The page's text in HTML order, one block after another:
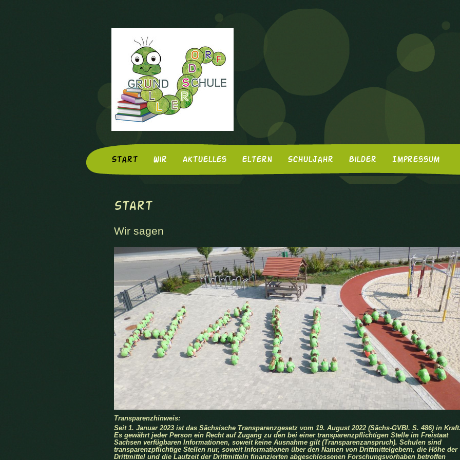
Start Wir Aktuelles Eltern Schuljahr Bilder Impressum
Start
Wir sagen
Transparenzhinweis:
Seit 1. Januar 2023 ist das Sächsische Transparenzgesetz vom 19. August 2022 (Sächs-GVBl. S. 486) in
Es gewährt jeder Person ein Recht auf Zugang zu den bei einer transparenzpflichtigen Stelle im Freistaat
Sachsen verfügbaren Informationen, soweit keine Ausnahme gilt (Transparenzanspruch). Schulen sind
transparenzpflichtige Stellen nur, soweit Informationen über den Namen von Drittmittelgebern, die Höhe der
Drittmittel und die Laufzeit der Drittmitteln finanzierten abgeschlossenen Forschungsvorhaben betroffen